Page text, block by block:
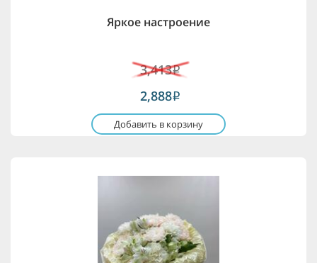
Яркое настроение
3,413i
2,888i
Добавить в корзину